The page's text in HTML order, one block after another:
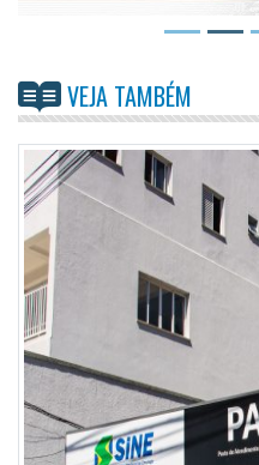
VEJA TAMBÉM